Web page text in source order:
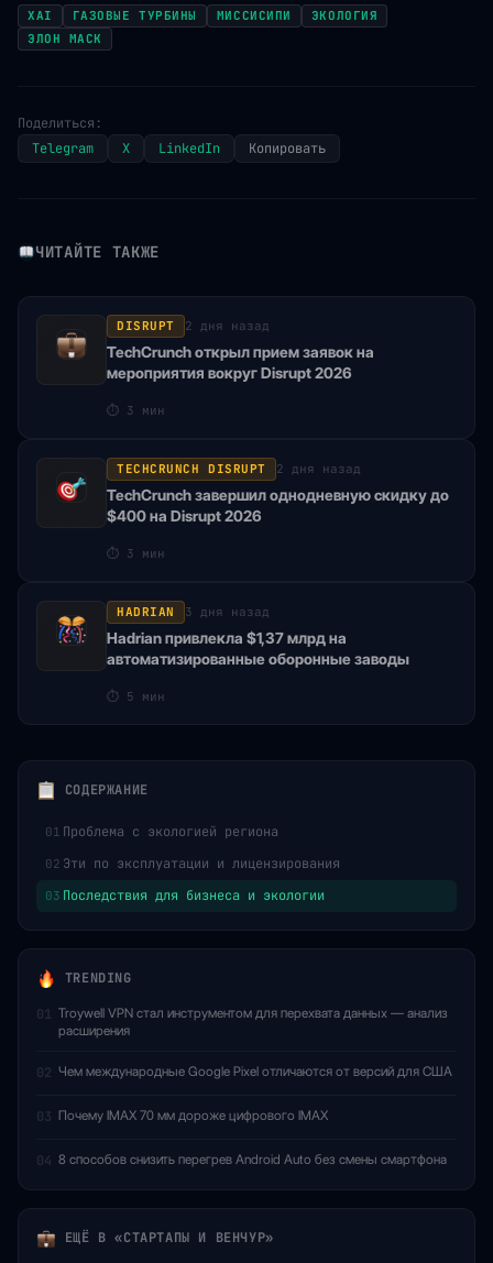
XAI ГАЗОВЫЕ ТУРБИНЫ МИССИСИПИ
ЭКОЛОГИЯ
ЭЛОН МАСК
Поделиться:
Telegram
X LinkedIn Копировать
ЧИТАЙТЕ ТАКЖЕ
DISRUPT 2 дня назад
TechCrunch открыл прием заявок на
мероприятия вокруг Disrupt 2026
⏱ 3 мин
TECHCRUNCH DISRUPT 2 дня назад
TechCrunch завершил однодневную скидку до
$400 на Disrupt 2026
⏱ 3 мин
HADRIAN 3 дня назад
Hadrian привлекла $1,37 млрд на
автоматизированные оборонные заводы
⏱ 5 мин
СОДЕРЖАНИЕ
01 Проблема с экологией региона
02 Эти по эксплуатации и лицензирования
03 Последствия для бизнеса и экологии
TRENDING
01 Troywell VPN стал инструментом для перехвата данных — анализ
расширения
02 Чем международные Google Pixel отличаются от версий для США
03 Почему IMAX 70 мм дороже цифрового IMAX
04 8 способов снизить перегрев Android Auto без смены смартфона
ЕЩЁ В «СТАРТАПЫ И ВЕНЧУР»